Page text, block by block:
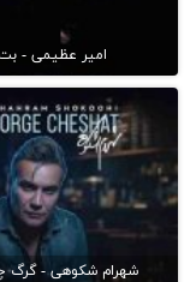
امیر عظیمی -
شهرام شکوهی - گرگ